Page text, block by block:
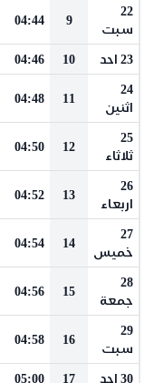
22
سبت
9
04:44
23 احد 10
04:46
24
اثنين
11
04:48
25
ثلاثاء
12
04:50
26
اربعاء
13
04:52
27
خميس
14
04:54
28
جمعة
15
04:56
29
سبت
16
04:58
30 احد 17
05:00